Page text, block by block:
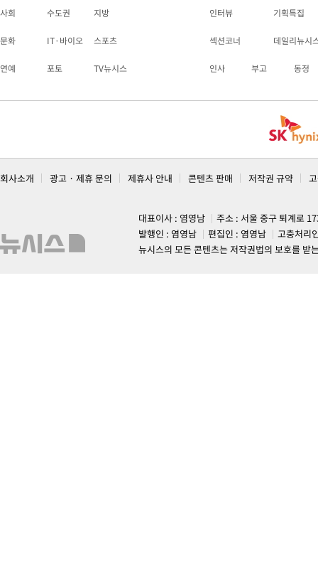
사회 수도권 지방
문화 IT·바이오 스포츠
연예 포토 TV뉴시스
인터뷰 기획특집
섹션코너 데일리뉴시
인사 부고 동정
회사소개 광고 · 제휴 문의 제휴사 안내 콘텐츠 판매 저작권 규약
대표이사 : 염영남
주소 : 서울 중구 퇴계로
발행인 : 염영남
편집인 : 염영남
고충처리
뉴시스의 모든 콘텐츠는 저작권법의 보호를